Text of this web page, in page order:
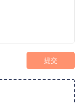
提交